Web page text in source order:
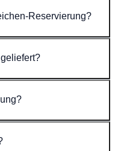
Reservierung?